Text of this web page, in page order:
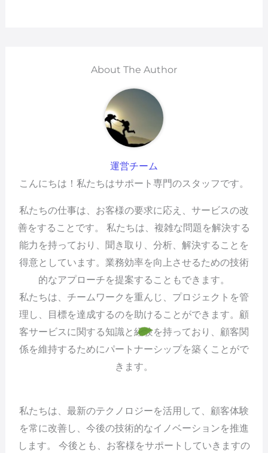
About The Author
運営チーム
こんにちは！私たちはサポート専門のスタッフです。
私たちの仕事は、お客様の要求に応え、サービスの改
善をすることです。 私たちは、複雑な問題を解決する
能力を持っており、聞き取り、分析、解決することを
得意としています。業務効率を向上させるための技術
的なアプローチを提案することもできます。
私たちは、チームワークを重んじ、プロジェクトを管
理し、目標を達成するのを助けることができます。顧
客サービスに関する知識と経験を持っており、顧客関
係を維持するためにパートナーシップを築くことがで
きます。
私たちは、最新のテクノロジーを活用して、顧客体験
を常に改善し、今後の技術的なイノベーションを推進
します。 今後とも、お客様をサポートしていきますの